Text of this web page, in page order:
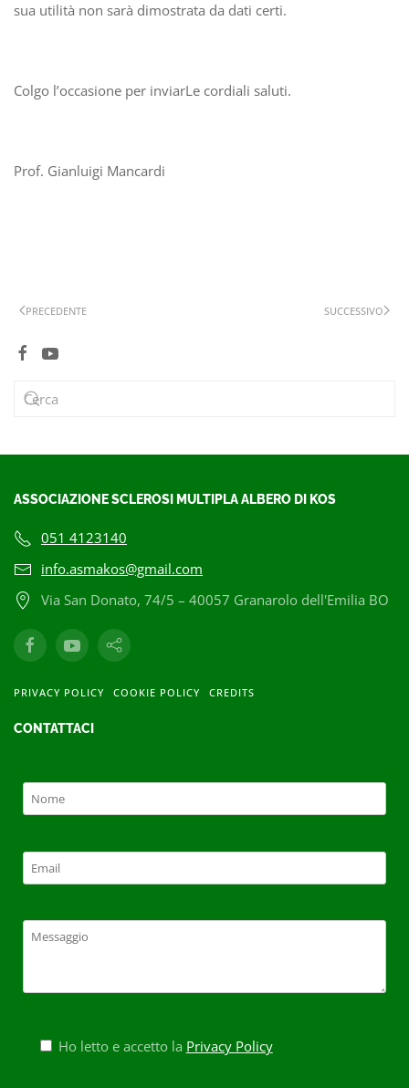
sua utilità non sarà dimostrata da dati certi.
Colgo l’occasione per inviarLe cordiali saluti.
Prof. Gianluigi Mancardi
PRECEDENTE SUCCESSIVO
ASSOCIAZIONE SCLEROSI MULTIPLA ALBERO DI KOS
051 4123140
info.asmakos@gmail.com
Via San Donato, 74/5 – 40057 Granarolo dell'Emilia BO
PRIVACY POLICY COOKIE POLICY CREDITS
CONTATTACI
Ho letto e accetto la Privacy Policy